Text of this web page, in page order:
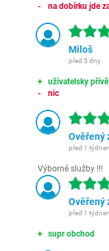
na dobírku jde
Miloš
před 5 dny
uživatelsky
nic
Ověřený
před 1
Výborné služby !!!
Ověřený
před 1
supr obchod